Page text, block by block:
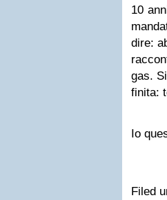
10
dire:
gas.
finita:
Io
Filed